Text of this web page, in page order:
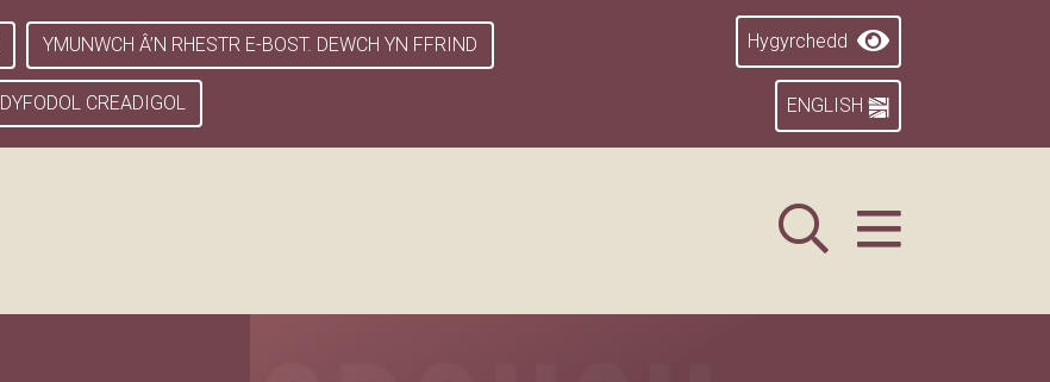
YMUNWCH Â’N RHESTR E-BOST. DEWCH YN FFRIND
DYFODOL CREADIGOL
Hygyrchedd
ENGLISH